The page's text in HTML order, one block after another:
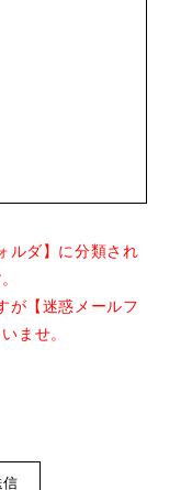
ルダ】に分類され
が【迷惑メールフ
ませ。